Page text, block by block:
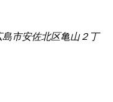
市安佐北区亀山２丁